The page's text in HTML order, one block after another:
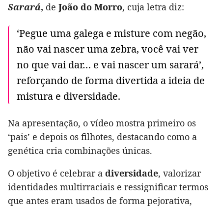
Sarará, de João do Morro, cuja letra diz:
‘Pegue uma galega e misture com negão,
não vai nascer uma zebra, você vai ver
no que vai dar… e vai nascer um sarará’,
reforçando de forma divertida a ideia de
mistura e diversidade.
Na apresentação, o vídeo mostra primeiro os
‘pais’ e depois os filhotes, destacando como a
genética cria combinações únicas.
O objetivo é celebrar a diversidade, valorizar
identidades multirraciais e ressignificar termos
que antes eram usados de forma pejorativa,